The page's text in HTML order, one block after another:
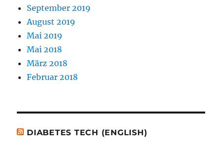
September 2019
August 2019
Mai 2019
Mai 2018
März 2018
Februar 2018
DIABETES TECH (ENGLISH)